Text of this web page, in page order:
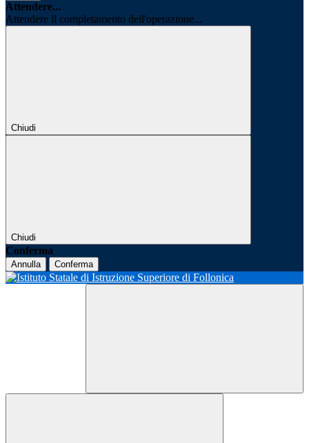
Attendere...
Attendere il completamento dell'operazione...
Chiudi
Chiudi
Conferma
Annulla Conferma